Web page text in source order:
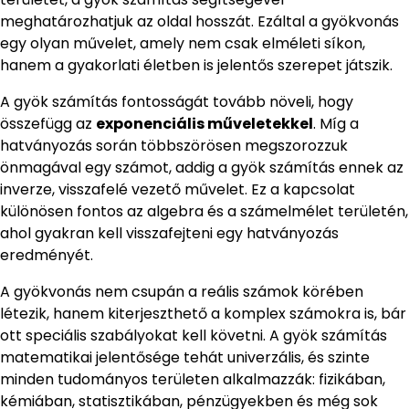
meghatározhatjuk az oldal hosszát. Ezáltal a gyökvonás
egy olyan művelet, amely nem csak elméleti síkon,
hanem a gyakorlati életben is jelentős szerepet játszik.
A gyök számítás fontosságát tovább növeli, hogy
összefügg az exponenciális műveletekkel. Míg a
hatványozás során többszörösen megszorozzuk
önmagával egy számot, addig a gyök számítás ennek az
inverze, visszafelé vezető művelet. Ez a kapcsolat
különösen fontos az algebra és a számelmélet területén,
ahol gyakran kell visszafejteni egy hatványozás
eredményét.
A gyökvonás nem csupán a reális számok körében
létezik, hanem kiterjeszthető a komplex számokra is, bár
ott speciális szabályokat kell követni. A gyök számítás
matematikai jelentősége tehát univerzális, és szinte
minden tudományos területen alkalmazzák: fizikában,
kémiában, statisztikában, pénzügyekben és még sok